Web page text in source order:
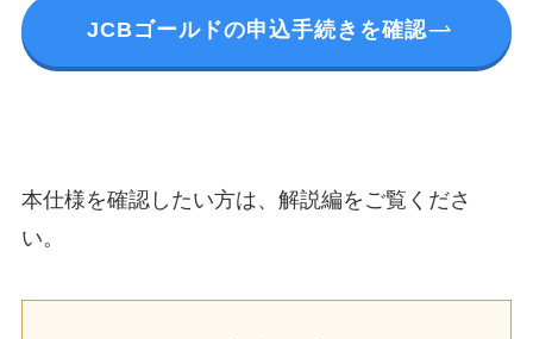
JCBゴールドの申込手続きを確認
本仕様を確認したい方は、解説編をご覧くださ
い。